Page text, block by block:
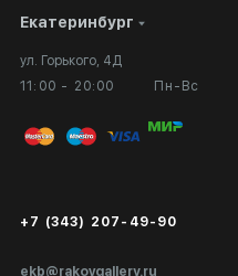
Екатеринбург
ул. Горького, 4Д
11:00 - 20:00
Пн-Вс
ekb@rakovgallery.ru
+7 (343) 207-49-90
Личный кабинет
Вопросы и ответы
Публичная оферта
Экспертиза/Вывоз за границу
Сотрудничество
Выставка в галерее